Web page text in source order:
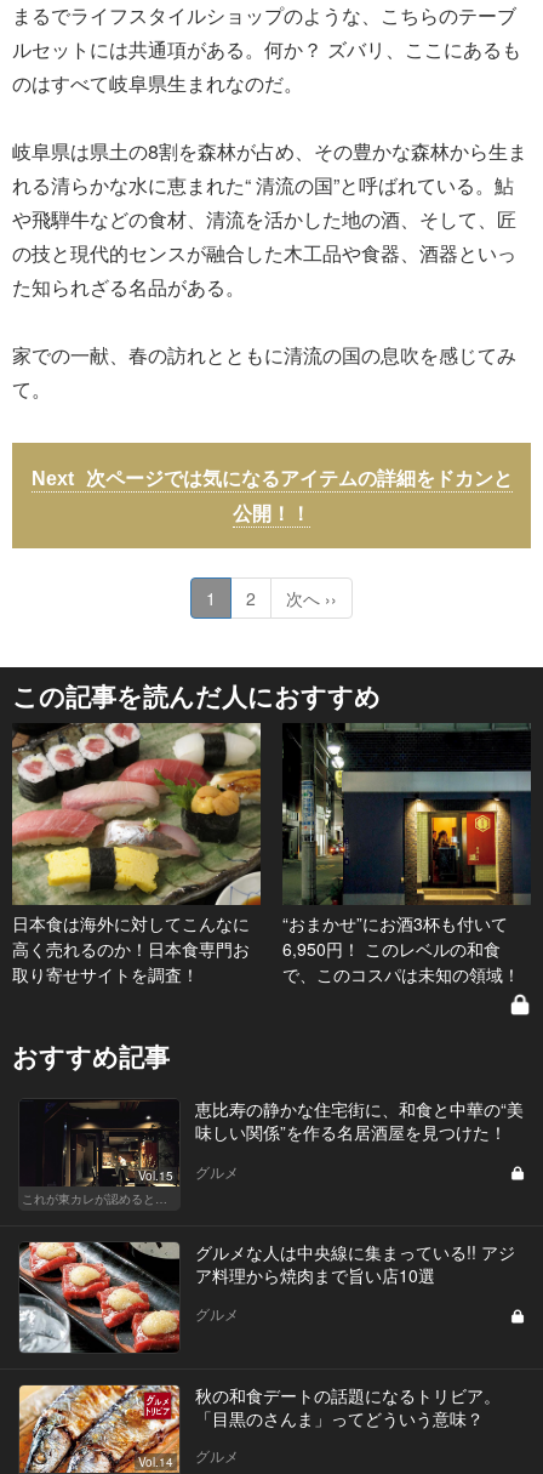
まるでライフスタイルショップのような、こちらのテーブ
ルセットには共通項がある。何か？ ズバリ、ここにあるも
のはすべて岐阜県生まれなのだ。
岐阜県は県土の8割を森林が占め、その豊かな森林から生ま
れる清らかな水に恵まれた“ 清流の国”と呼ばれている。鮎
や飛騨牛などの食材、清流を活かした地の酒、そして、匠
の技と現代的センスが融合した木工品や食器、酒器といっ
た知られざる名品がある。
家での一献、春の訪れとともに清流の国の息吹を感じてみ
て。
次ページでは気になるアイテムの詳細をドカンと
公開！！
1 2 次へ ››
この記事を読んだ人におすすめ
日本食は海外に対してこんなに
高く売れるのか！日本食専門お
取り寄せサイトを調査！
“おまかせ”にお酒3杯も付いて
6,950円！ このレベルの和食
で、このコスパは未知の領域！
おすすめ記事
Vol.15
これが東カレが認めるとっておきの和食店
恵比寿の静かな住宅街に、和食と中華の“美
味しい関係”を作る名居酒屋を見つけた！
グルメ
グルメな人は中央線に集まっている!! アジ
ア料理から焼肉まで旨い店10選
グルメ
Vol.14
秋の和食デートの話題になるトリビア。
「目黒のさんま」ってどういう意味？
グルメ